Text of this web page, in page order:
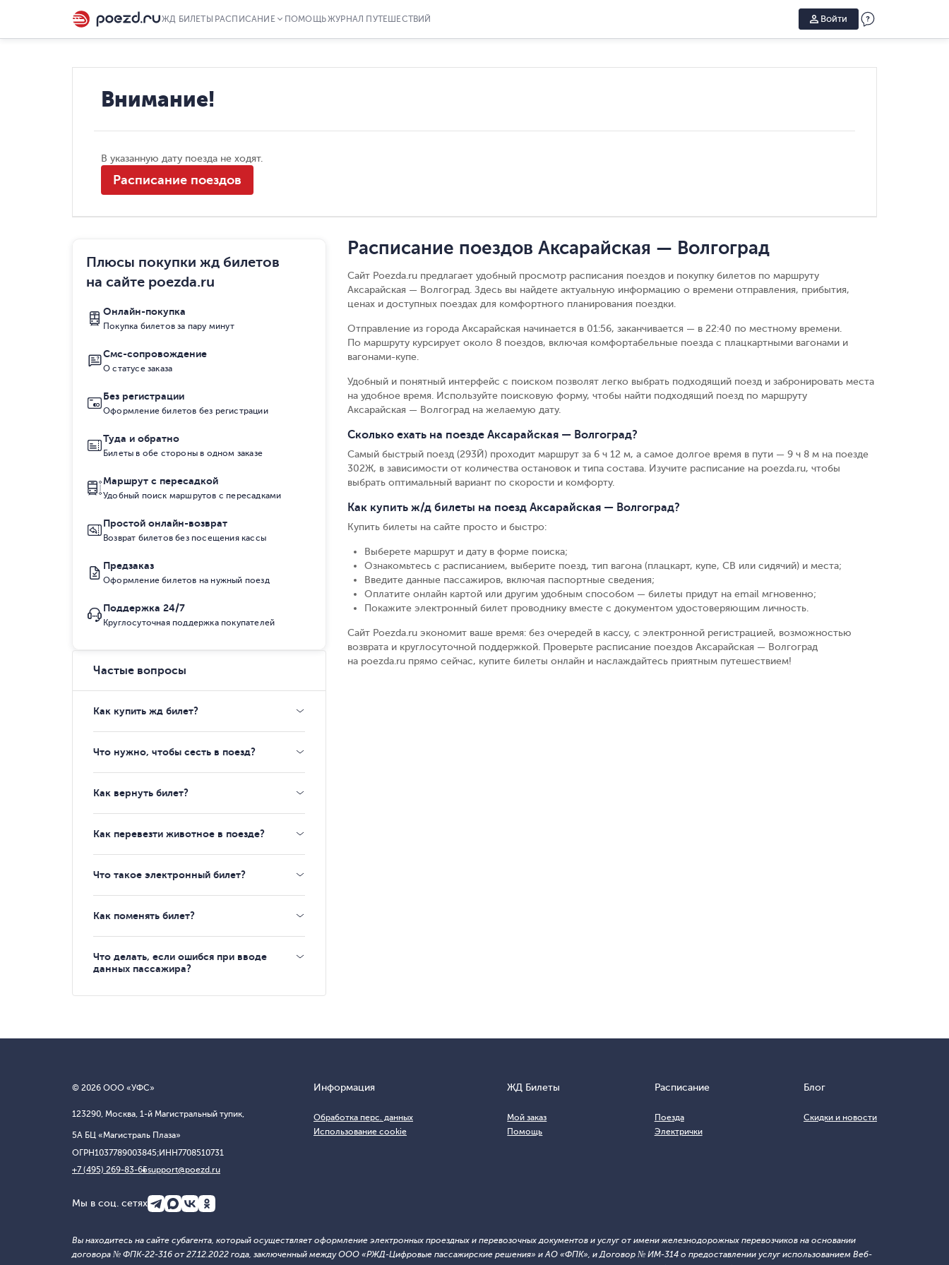
ЖД БИЛЕТЫ РАСПИСАНИЕ ПОМОЩЬЖУРНАЛ ПУТЕШЕСТВИЙ Войти
Внимание!
В указанную дату поезда не ходят.
Расписание поездов
Расписание поездов Аксарайская — Волгоград
Сайт Poezda.ru предлагает удобный просмотр расписания поездов и покупку билетов по маршруту
Аксарайская — Волгоград. Здесь вы найдете актуальную информацию о времени отправления, прибытия,
ценах и доступных поездах для комфортного планирования поездки.
Отправление из города Аксарайская начинается в 01:56, заканчивается — в 22:40 по местному времени.
По маршруту курсирует около 8 поездов, включая комфортабельные поезда с плацкартными вагонами и
вагонами-купе.
Удобный и понятный интерфейс с поиском позволят легко выбрать подходящий поезд и забронировать места
на удобное время. Используйте поисковую форму, чтобы найти подходящий поезд по маршруту
Аксарайская — Волгоград на желаемую дату.
Сколько ехать на поезде Аксарайская — Волгоград?
Самый быстрый поезд (293Й) проходит маршрут за 6 ч 12 м, а самое долгое время в пути — 9 ч 8 м на поезде
302Ж, в зависимости от количества остановок и типа состава. Изучите расписание на poezda.ru, чтобы
выбрать оптимальный вариант по скорости и комфорту.
Как купить ж/д билеты на поезд Аксарайская — Волгоград?
Купить билеты на сайте просто и быстро:
Выберете маршрут и дату в форме поиска;
Ознакомьтесь с расписанием, выберите поезд, тип вагона (плацкарт, купе, СВ или сидячий) и места;
Введите данные пассажиров, включая паспортные сведения;
Оплатите онлайн картой или другим удобным способом — билеты придут на email мгновенно;
Покажите электронный билет проводнику вместе с документом удостоверяющим личность.
Сайт Poezda.ru экономит ваше время: без очередей в кассу, с электронной регистрацией, возможностью
возврата и круглосуточной поддержкой. Проверьте расписание поездов Аксарайская — Волгоград
на poezda.ru прямо сейчас, купите билеты онлайн и наслаждайтесь приятным путешествием!
Плюсы покупки жд билетов
на сайте poezda.ru
Онлайн-покупка
Покупка билетов за пару минут
Смс-сопровождение
О статусе заказа
Без регистрации
Оформление билетов без регистрации
Туда и обратно
Билеты в обе стороны в одном заказе
Маршрут с пересадкой
Удобный поиск маршрутов с пересадками
Простой онлайн-возврат
Возврат билетов без посещения кассы
Предзаказ
Оформление билетов на нужный поезд
Поддержка 24/7
Круглосуточная поддержка покупателей
Частые вопросы
Как купить жд билет?
Что нужно, чтобы сесть в поезд?
Как вернуть билет?
Как перевезти животное в поезде?
Что такое электронный билет?
Как поменять билет?
Что делать, если ошибся при вводе
данных пассажира?
© 2026 ООО «УФС»
123290, Москва, 1-й Магистральный тупик,
5А БЦ «Магистраль Плаза»
ОГРН1037789003845;ИНН7708510731
+7 (495) 269-83-65support@poezd.ru
Информация
Обработка перс. данных
Использование cookie
ЖД Билеты
Мой заказ
Помощь
Расписание
Поезда
Электрички
Блог
Скидки и новости
Мы в соц. сетях
Вы находитесь на сайте субагента, который осуществляет оформление электронных проездных и перевозочных документов и услуг от имени железнодорожных перевозчиков на основании
договора № ФПК-22-316 от 27.12.2022 года, заключенный между ООО «РЖД-Цифровые пассажирские решения» и АО «ФПК», и Договор № ИМ-314 о предоставлении услуг использованием Веб-